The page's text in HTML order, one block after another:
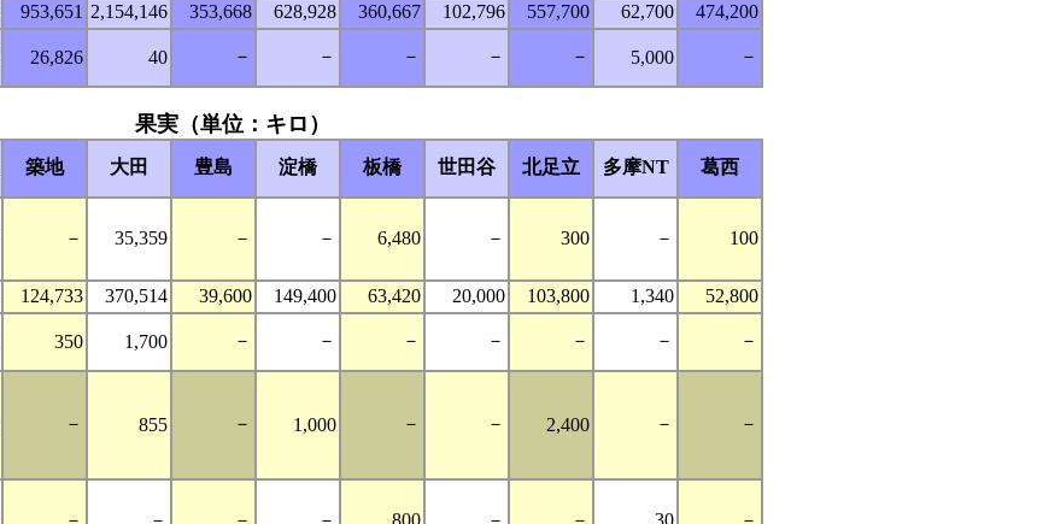
953,651 2,154,146 353,668 628,928 360,667 102,796 557,700 62,700
474,200
26,826 40 － － － － － 5,000 －
果実（単位：キロ）
築地 大田 豊島 淀橋 板橋 世田谷 北足立 多摩NT 葛西
－ 35,359 － － 6,480 － 300 － 100
124,733 370,514 39,600 149,400 63,420 20,000 103,800 1,340
52,800
350 1,700 － － － － － － －
－ 855 － 1,000 － － 2,400 － －
－ － － － 800 － － 30 －